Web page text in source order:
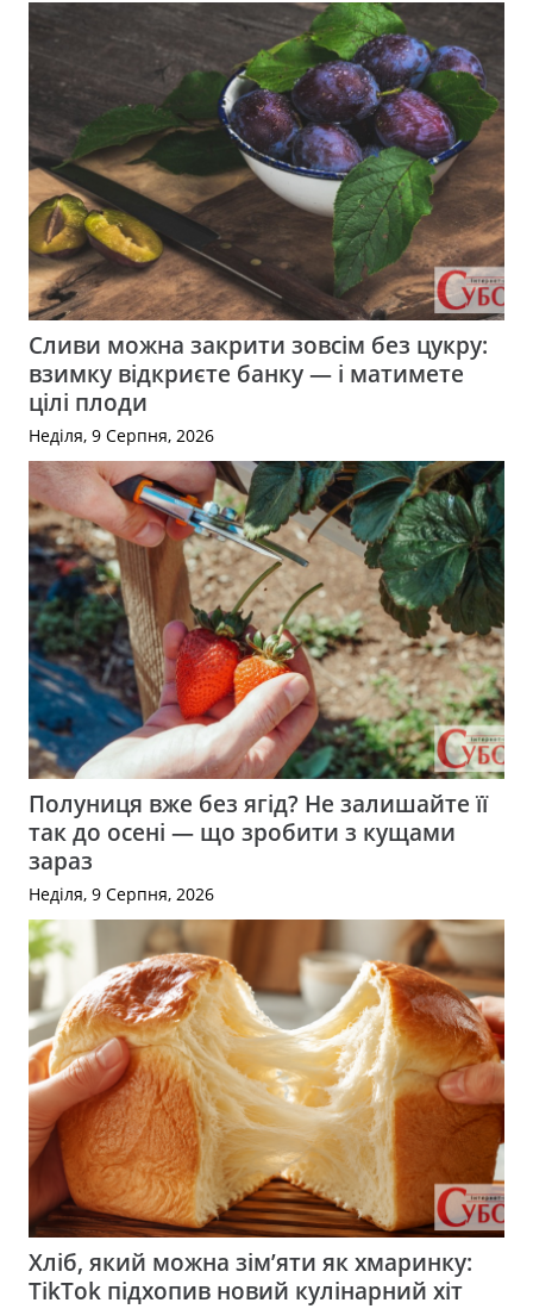
Сливи можна закрити зовсім без цукру:
взимку відкриєте банку — і матимете
цілі плоди
Неділя, 9 Серпня, 2026
Полуниця вже без ягід? Не залишайте її
так до осені — що зробити з кущами
зараз
Неділя, 9 Серпня, 2026
Хліб, який можна зім’яти як хмаринку:
TikTok підхопив новий кулінарний хіт